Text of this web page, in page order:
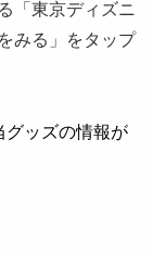
「東京ディズニ
みる」をタップ
ッズの情報が